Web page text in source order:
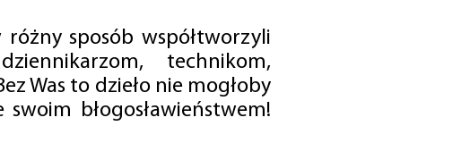
sposób współtworzyli
technikom,
Was to dzieło nie mogłoby
błogosławieństwem!